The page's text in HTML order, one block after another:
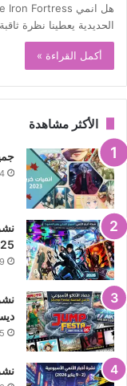
الحديدية يعطينا نظرة
أكمل القراءة »
الأكثر مشاهدة
جميع
24
19
5 ديسمبر، 2025